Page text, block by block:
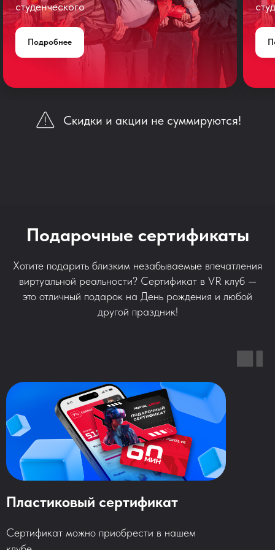
студенческого
Подробнее
Скидки и акции не суммируются!
Подарочные сертификаты
Хотите подарить близким незабываемые впечатления
виртуальной реальности? Сертификат в VR клуб —
это отличный подарок на День рождения и любой
другой праздник!
Пластиковый сертификат
Сертификат можно приобрести в нашем